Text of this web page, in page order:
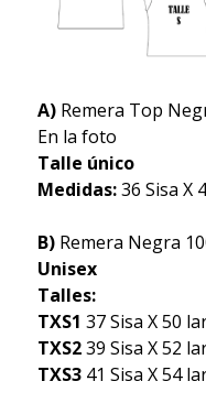
A)Remera Top
En la foto
Talle único
Medidas:36 Sisa X
B)Remera Negra
Unisex
Talles:
TXS1 37 Sisa X 50
TXS239 Sisa X 52
TXS341 Sisa X 54